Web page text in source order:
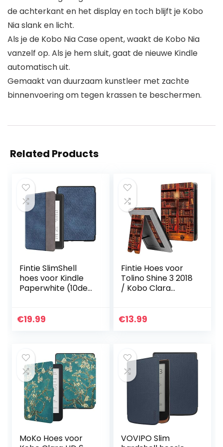
de achterkant en het display en toch blijft je Kobo
Nia slank en licht.
Als je de Kobo Nia Case opent, waakt de Kobo Nia
vanzelf op. Als je hem sluit, gaat de nieuwe Kindle
automatisch uit.
Gemaakt van duurzaam kunstleer met zachte
binnenvoering om tegen krassen te beschermen.
Related Products
Fintie SlimShell
hoes voor Kindle
Paperwhite (10de
Beschermend
€19.99
Fintie Hoes voor
Tolino Shine 3 2018
/ Kobo Clara
Leather Stand
€13.99
MoKo Hoes voor
VOVIPO Slim